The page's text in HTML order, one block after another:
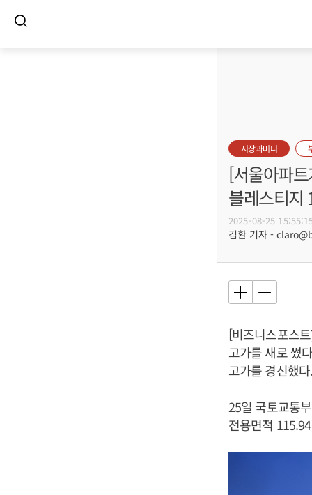
시장과머니
[서울아파
블레스티지
2025-08-25
김환 기자 -
[비즈니스포스
고가를 새로 썼
고가를 경신했
25일 국토교통
전용면적